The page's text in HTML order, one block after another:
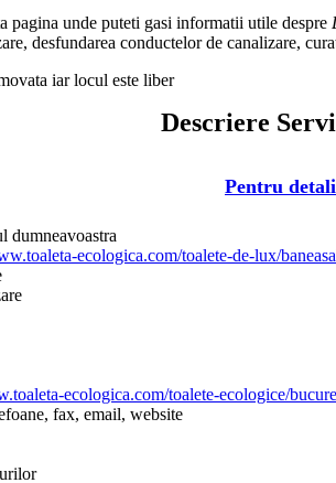
pagina unde puteti gasi informatii utile despre
desfundarea conductelor de canalizare,
iar locul este liber
Descriere
Pentru
dumneavoastra
ecologica.com/toalete-de-lux/baneasa
ecologica.com/toalete-ecologice/
fax, email, website